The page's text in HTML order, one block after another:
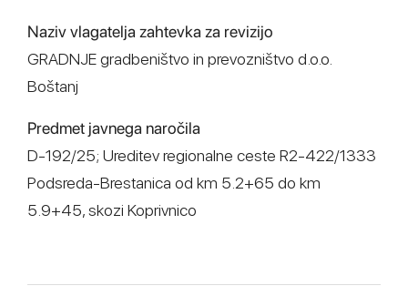
Naziv vlagatelja zahtevka za revizijo
GRADNJE gradbeništvo in prevozništvo d.o.o.
Boštanj
Predmet javnega naročila
D-192/25; Ureditev regionalne ceste R2-422/1333
Podsreda-Brestanica od km 5.2+65 do km
5.9+45, skozi Koprivnico